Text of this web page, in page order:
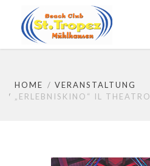
HOME
VERANSTALTUNG
„ERLEBNISKINO“ IL THEATRO